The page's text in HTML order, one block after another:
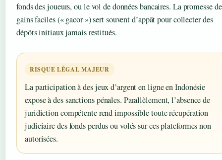
fonds des joueurs, ou le vol de données bancaires. La promesse de
gains faciles (« gacor ») sert souvent d’appât pour collecter des
dépôts initiaux jamais restitués.
RISQUE LÉGAL MAJEUR
La participation à des jeux d’argent en ligne en Indonésie
expose à des sanctions pénales. Parallèlement, l’absence de
juridiction compétente rend impossible toute récupération
judiciaire des fonds perdus ou volés sur ces plateformes non
autorisées.